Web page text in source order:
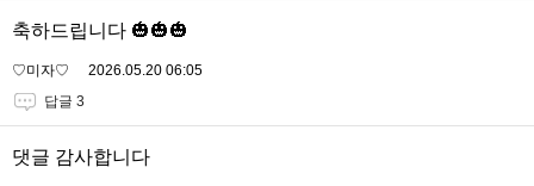
축하드립니다 🎃🎃🎃
♡미자♡
2026.05.20 06:05
답글 3
댓글 감사합니다